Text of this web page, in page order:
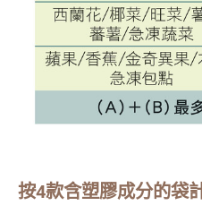
按4款含塑膠成分的袋